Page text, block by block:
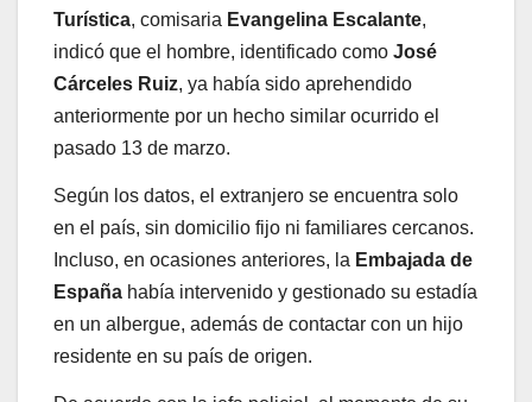
Turística, comisaria Evangelina Escalante,
indicó que el hombre, identificado como José
Cárceles Ruiz, ya había sido aprehendido
anteriormente por un hecho similar ocurrido el
pasado 13 de marzo.
Según los datos, el extranjero se encuentra solo
en el país, sin domicilio fijo ni familiares cercanos.
Incluso, en ocasiones anteriores, la Embajada de
España había intervenido y gestionado su estadía
en un albergue, además de contactar con un hijo
residente en su país de origen.